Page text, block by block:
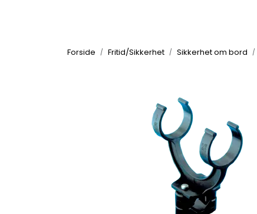
Forside Fritid/Sikkerhet Sikkerhet om bord